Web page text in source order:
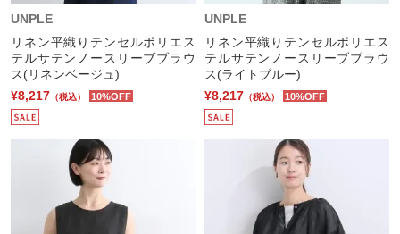
UNPLE
リネン平織りテンセルポリエス
テルサテンノースリーブブラウ
ス(リネンベージュ)
¥8,217 （税込） 10%OFF
UNPLE
リネン平織りテンセルポリエス
テルサテンノースリーブブラウ
ス(ライトブルー)
¥8,217 （税込） 10%OFF